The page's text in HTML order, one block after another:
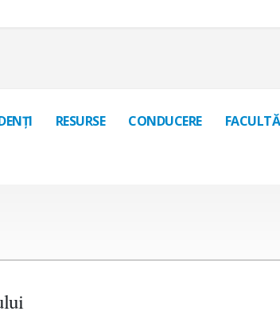
RESURSE CONDUCERE